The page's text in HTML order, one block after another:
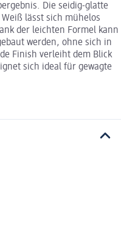
Die seidig-glatte
lässt sich mühelos
der leichten Formel kann
werden, ohne sich in
Finish verleiht dem Blick
sich ideal für gewagte